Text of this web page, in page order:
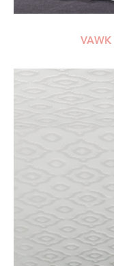
VAWK